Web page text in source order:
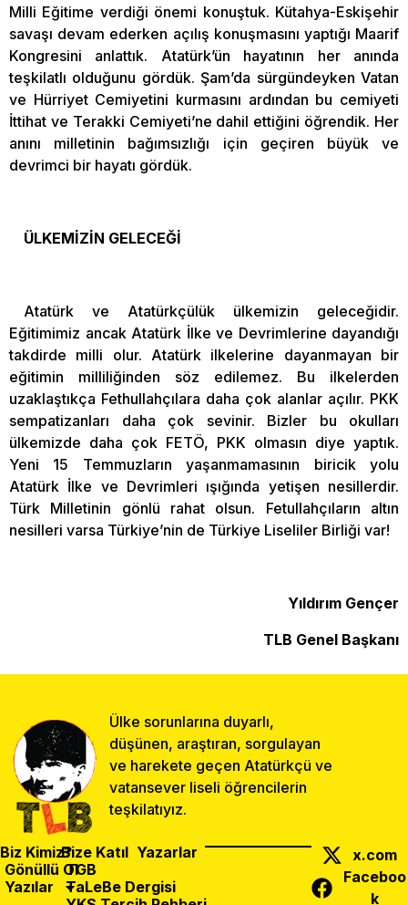
Milli Eğitime verdiği önemi konuştuk. Kütahya-Eskişehir
savaşı devam ederken açılış konuşmasını yaptığı Maarif
Kongresini anlattık. Atatürk’ün hayatının her anında
teşkilatlı olduğunu gördük. Şam’da sürgündeyken Vatan
ve Hürriyet Cemiyetini kurmasını ardından bu cemiyeti
İttihat ve Terakki Cemiyeti’ne dahil ettiğini öğrendik. Her
anını milletinin bağımsızlığı için geçiren büyük ve
devrimci bir hayatı gördük.
ÜLKEMİZİN GELECEĞİ
Atatürk ve Atatürkçülük ülkemizin geleceğidir.
Eğitimimiz ancak Atatürk İlke ve Devrimlerine dayandığı
takdirde milli olur. Atatürk ilkelerine dayanmayan bir
eğitimin milliliğinden söz edilemez. Bu ilkelerden
uzaklaştıkça Fethullahçılara daha çok alanlar açılır. PKK
sempatizanları daha çok sevinir. Bizler bu okulları
ülkemizde daha çok FETÖ, PKK olmasın diye yaptık.
Yeni 15 Temmuzların yaşanmamasının biricik yolu
Atatürk İlke ve Devrimleri ışığında yetişen nesillerdir.
Türk Milletinin gönlü rahat olsun. Fetullahçıların altın
nesilleri varsa Türkiye’nin de Türkiye Liseliler Birliği var!
Yıldırım Gençer
TLB Genel Başkanı
Ülke sorunlarına duyarlı,
düşünen, araştıran, sorgulayan
ve harekete geçen Atatürkçü ve
vatansever liseli öğrencilerin
teşkilatıyız.
Biz Kimiz?
Gönüllü Ol
Yazılar
Bize Katıl Yazarlar
TGB
TaLeBe Dergisi
x.com
Faceboo
k